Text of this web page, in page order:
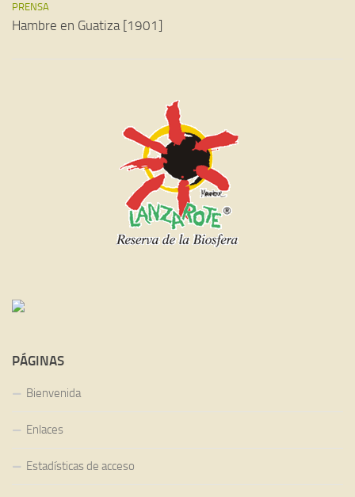
PRENSA
Hambre en Guatiza [1901]
PÁGINAS
Bienvenida
Enlaces
Estadísticas de acceso